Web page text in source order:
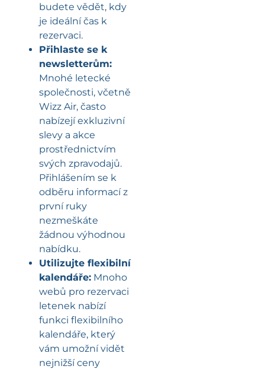
budete vědět, kdy
je ideální čas k
rezervaci.
Přihlaste se k
newsletterům:
Mnohé letecké
společnosti, včetně
Wizz Air, často
nabízejí exkluzivní
slevy a akce
prostřednictvím
svých zpravodajů.
Přihlášením se k
odběru informací z
první ruky
nezmeškáte
žádnou výhodnou
nabídku.
Utilizujte flexibilní
kalendáře: Mnoho
webů pro rezervaci
letenek nabízí
funkci flexibilního
kalendáře, který
vám umožní vidět
nejnižší ceny